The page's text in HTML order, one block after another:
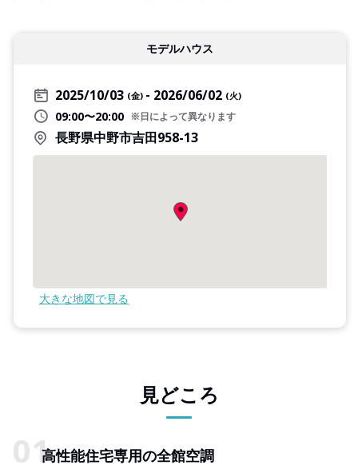
モデルハウス
2025/10/03 (金) 2026/06/02 (火)
09:00〜20:00 ※日によって異なります
長野県中野市吉田958-13
大きな地図で見る
見どころ
高性能住宅専用の全館空調